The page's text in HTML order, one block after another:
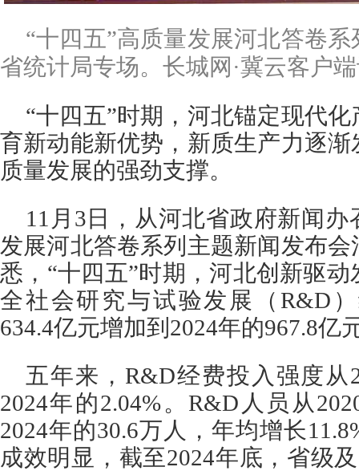
“十四五”高质量发展河北答卷
省统计局专场。长城网·冀云客户
“十四五”时期，河北锚定现代
育新动能新优势，新质生产力逐
质量发展的强劲支撑。
11月3日，从河北省政府新闻办
发展河北答卷系列主题新闻发布
悉，“十四五”时期，河北创新驱
全社会研究与试验发展（R&D
634.4亿元增加到2024年的967.8亿
五年来，R&D经费投入强度从
2024年的2.04%。R&D人员从
2024年的30.6万人，年均增长
成效明显，截至2024年底，省级